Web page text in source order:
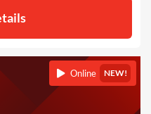
Online NEW!